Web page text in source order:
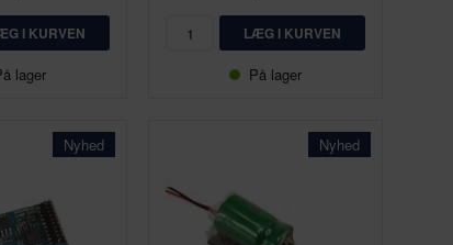
lager På lager
Nyhed Nyhed